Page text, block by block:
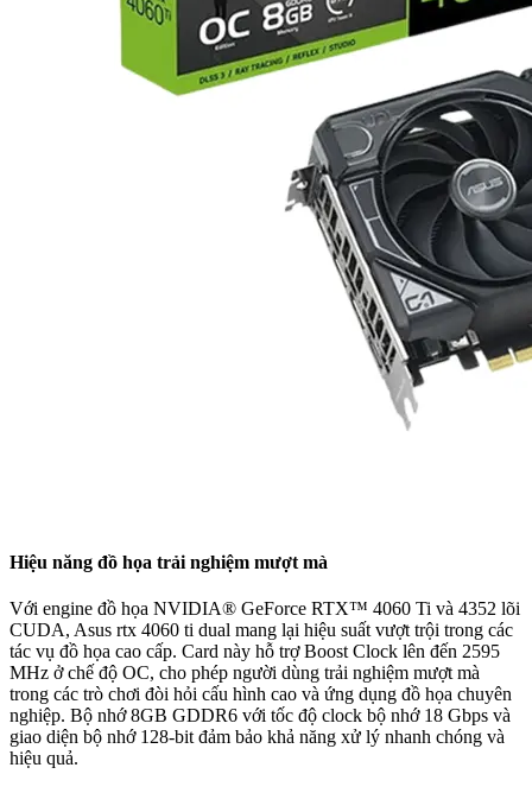
Hiệu năng đồ họa trải nghiệm mượt mà
Với engine đồ họa NVIDIA® GeForce RTX™ 4060 Ti và 4352 lõi
CUDA, Asus rtx 4060 ti dual mang lại hiệu suất vượt trội trong các
tác vụ đồ họa cao cấp. Card này hỗ trợ Boost Clock lên đến 2595
MHz ở chế độ OC, cho phép người dùng trải nghiệm mượt mà
trong các trò chơi đòi hỏi cấu hình cao và ứng dụng đồ họa chuyên
nghiệp. Bộ nhớ 8GB GDDR6 với tốc độ clock bộ nhớ 18 Gbps và
giao diện bộ nhớ 128-bit đảm bảo khả năng xử lý nhanh chóng và
hiệu quả.